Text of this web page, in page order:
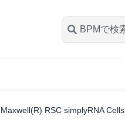
Maxwell(R) RSC simplyRNA Cells